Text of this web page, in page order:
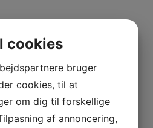
cookies
bruger
cookies, til at
om dig til forskellige
af annoncering,